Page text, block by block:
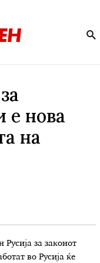
е нова
на
Русија за законот
во Русија ќе